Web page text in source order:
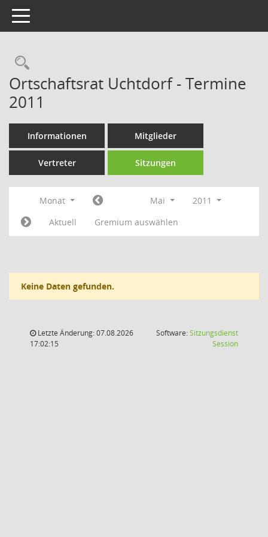
Toggle navigation
Rechercheauswahl
Ortschaftsrat Uchtdorf - Termine
2011
Informationen Mitglieder
Vertreter Sitzungen
Monat Mai
2011
Aktuell
Gremium auswählen
Keine Daten gefunden.
Letzte Änderung: 07.08.2026
17:02:15
Software:Sitzungsdienst
Session(Wird in